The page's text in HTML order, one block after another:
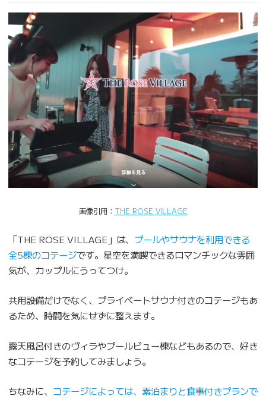
画像引用： THE ROSE VILLAGE
「THE ROSE VILLAGE」は、 プールやサウナを利用できる
全5棟のコテージです。星空を満喫できるロマンチックな雰囲
気が、カップルにうってつけ。
共用設備だけでなく、プライベートサウナ付きのコテージもあ
るため、時間を気にせずに整えます。
露天風呂付きのヴィラやプールビュー棟などもあるので、好き
なコテージを予約してみましょう。
ちなみに、 コテージによっては、素泊まりと食事付きプランで